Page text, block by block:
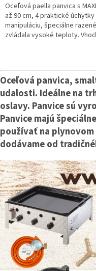
Oceľová paella panvica s
až 90 cm, 4 praktické
manipuláciu, špeciálne
zvládala vysoké teploty.
Oceľová panvica,
udalosti. Ideálne na
oslavy. Panvice sú
Panvice majú
používať na
dodávame od